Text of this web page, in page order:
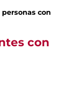
con
con